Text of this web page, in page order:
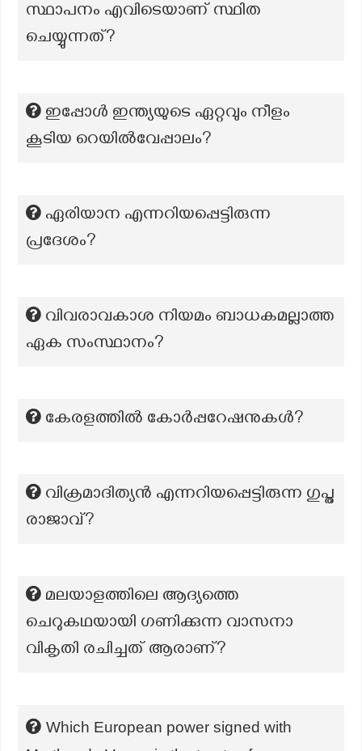
സ്ഥാപനം എവിടെയാണ് സ്ഥിത
ചെയ്യുന്നത്?
ഇപ്പോൾ ഇന്ത്യയുടെ ഏറ്റവും നീളം
കൂടിയ റെയിൽവേപ്പാലം?
ഏരിയാന എന്നറിയപ്പെട്ടിരുന്ന
പ്രദേശം?
വിവരാവകാശ നിയമം ബാധകമല്ലാത്ത
ഏക സംസ്ഥാനം?
കേരളത്തിൽ കോർപ്പറേഷനുകൾ?
വിക്രമാദിത്യൻ എന്നറിയപ്പെട്ടിരുന്ന ഗുപ്ത
രാജാവ്?
മലയാളത്തിലെ ആദ്യത്തെ
ചെറുകഥയായി ഗണിക്കുന്ന വാസനാ
വികൃതി രചിച്ചത് ആരാണ്?
Which European power signed with